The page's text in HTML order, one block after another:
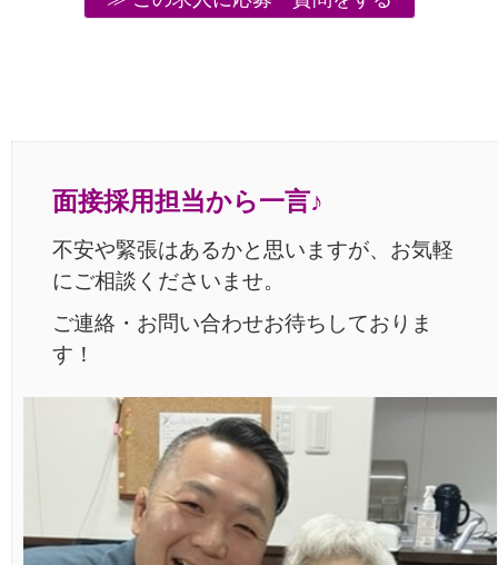
面接採用担当から一言♪
不安や緊張はあるかと思いますが、お気軽
にご相談くださいませ。
ご連絡・お問い合わせお待ちしておりま
す！